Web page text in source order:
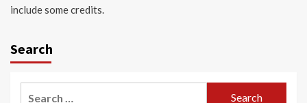
include some credits.
Search